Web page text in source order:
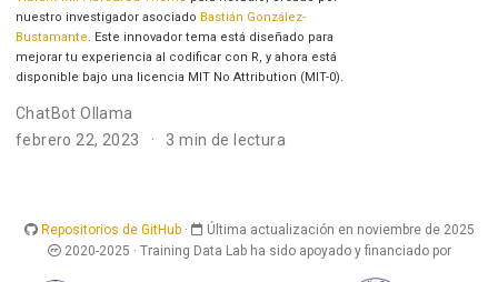
nuestro investigador asociado Bastián González-
Bustamante. Este innovador tema está diseñado para
mejorar tu experiencia al codificar con R, y ahora está
disponible bajo una licencia MIT No Attribution (MIT-0).
ChatBot Ollama
febrero 22, 2023
3 min de lectura
Repositorios de GitHub·
Última actualización en noviembre de 2025
2020-2025 · Training Data Lab ha sido apoyado y financiado por